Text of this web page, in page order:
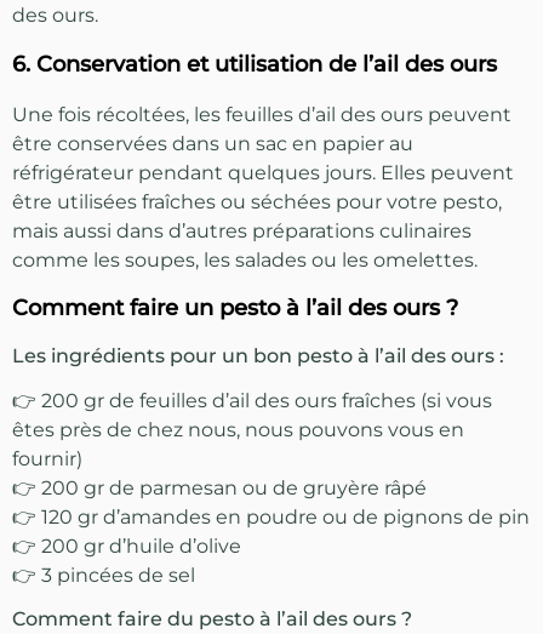
des ours.
6. Conservation et utilisation de l’ail des ours
Une fois récoltées, les feuilles d’ail des ours peuvent
être conservées dans un sac en papier au
réfrigérateur pendant quelques jours. Elles peuvent
être utilisées fraîches ou séchées pour votre pesto,
mais aussi dans d’autres préparations culinaires
comme les soupes, les salades ou les omelettes.
Comment faire un pesto à l’ail des ours ?
Les ingrédients pour un bon pesto à l’ail des ours :
👉 200 gr de feuilles d’ail des ours fraîches (si vous
êtes près de chez nous, nous pouvons vous en
fournir)
👉 200 gr de parmesan ou de gruyère râpé
👉 120 gr d’amandes en poudre ou de pignons de pin
👉 200 gr d’huile d’olive
👉 3 pincées de sel
Comment faire du pesto à l’ail des ours ?